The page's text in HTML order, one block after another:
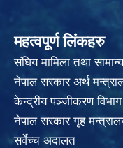
महत्वपूर्ण लिंकहरु
संघिय मामिला तथा
नेपाल सरकार अर्थ
केन्द्रीय पञ्जीकरण विभाग
नेपाल सरकार गृह
सर्वेच्च अदालत